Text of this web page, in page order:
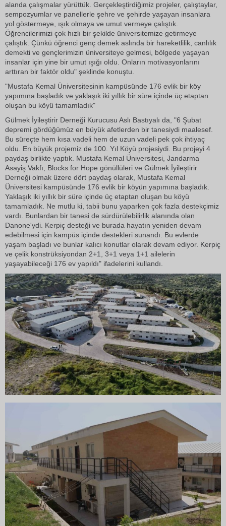
alanda çalışmalar yürüttük. Gerçekleştirdiğimiz projeler, çalıştaylar,
sempozyumlar ve panellerle şehre ve şehirde yaşayan insanlara
yol göstermeye, ışık olmaya ve umut vermeye çalıştık.
Öğrencilerimizi çok hızlı bir şekilde üniversitemize getirmeye
çalıştık. Çünkü öğrenci genç demek aslında bir hareketlilik, canlılık
demekti ve gençlerimizin üniversiteye gelmesi, bölgede yaşayan
insanlar için yine bir umut ışığı oldu. Onların motivasyonlarını
arttıran bir faktör oldu" şeklinde konuştu.
"Mustafa Kemal Üniversitesinin kampüsünde 176 evlik bir köy
yapımına başladık ve yaklaşık iki yıllık bir süre içinde üç etaptan
oluşan bu köyü tamamladık"
Gülmek İyileştirir Derneği Kurucusu Aslı Bastıyalı da, "6 Şubat
depremi gördüğümüz en büyük afetlerden bir tanesiydi maalesef.
Bu süreçte hem kısa vadeli hem de uzun vadeli pek çok ihtiyaç
oldu. En büyük projemiz de 100. Yıl Köyü projesiydi. Bu projeyi 4
paydaş birlikte yaptık. Mustafa Kemal Üniversitesi, Jandarma
Asayiş Vakfı, Blocks for Hope gönüllüleri ve Gülmek İyileştirir
Derneği olmak üzere dört paydaş olarak, Mustafa Kemal
Üniversitesi kampüsünde 176 evlik bir köyün yapımına başladık.
Yaklaşık iki yıllık bir süre içinde üç etaptan oluşan bu köyü
tamamladık. Ne mutlu ki, tabii bunu yaparken çok fazla destekçimiz
vardı. Bunlardan bir tanesi de sürdürülebilirlik alanında olan
Danone'ydi. Kerpiç desteği ve burada hayatın yeniden devam
edebilmesi için kampüs içinde destekleri sunandı. Bu evlerde
yaşam başladı ve bunlar kalıcı konutlar olarak devam ediyor. Kerpiç
ve çelik konstrüksiyondan 2+1, 3+1 veya 1+1 ailelerin
yaşayabileceği 176 ev yapıldı" ifadelerini kullandı.